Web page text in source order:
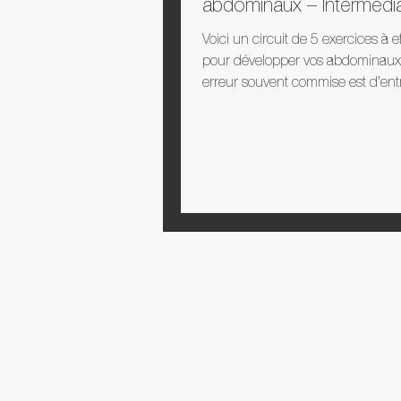
abdominaux –
Voici un circuit de 5 exercices à
pour développer vos
erreur souvent commise est